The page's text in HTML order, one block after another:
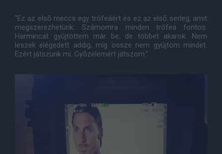
"Ez az elsõ meccs egy trófeáért és ez az elsõ serleg, amit
megszerezhetünk. Számomra minden trófea fontos.
Harmincat gyûjtöttem már be, de többet akarok. Nem
leszek elégedett addig, míg össze nem gyûjtöm mindet.
Ezért játszunk mi. Gyõzelemért játszom."